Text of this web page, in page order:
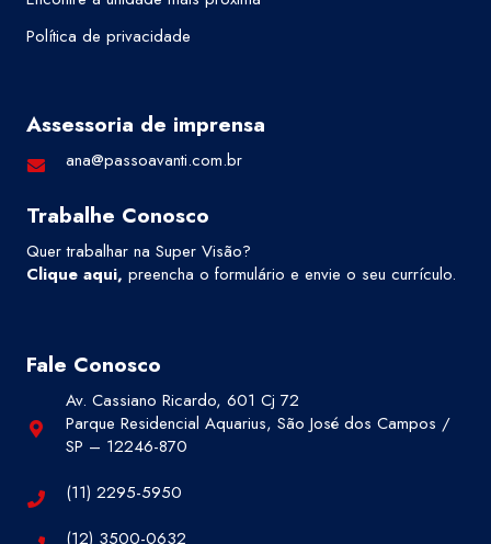
Política de privacidade
Assessoria de imprensa
ana@passoavanti.com.br
Trabalhe Conosco
Quer trabalhar na Super Visão?
Clique aqui, preencha o formulário e envie o seu currículo.
Fale Conosco
Av. Cassiano Ricardo, 601 Cj 72
Parque Residencial Aquarius, São José dos Campos /
SP – 12246-870
(11) 2295-5950
(12) 3500-0632